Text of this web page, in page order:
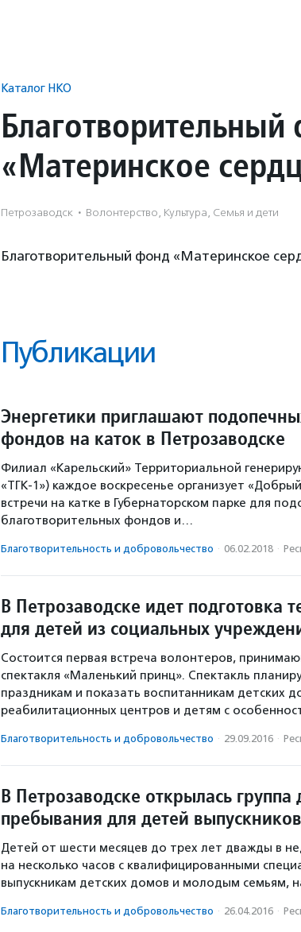
Каталог НКО
«Материнское
Петрозаводск · Волонтерство, Культура, Семья и дети
Благотворительный фонд «Материнское
Публикации
Энергетики приглашают
фондов на каток в Петрозаводске
Филиал «Карельский» Территориальной
«ТГК-1») каждое воскресенье организует
встречи на катке в Губернаторском парке для
благотворительных фондов и…
Благотвори­тель­ность и доброволь­чест­во · 06.02.2018 ·
В Петрозаводске идет подготовка
для детей из социальных
Состоится первая встреча волонтеров,
спектакля «Маленький принц». Спектакль
праздникам и показать воспитанникам детских
реабилитационных центров и детям с
Благотвори­тель­ность и доброволь­чест­во · 29.09.2016 ·
В Петрозаводске открылась группа
пребывания для детей
Детей от шести месяцев до трех лет дважды в
на несколько часов с квалифицированными
выпускникам детских домов и молодым семьям,
Благотвори­тель­ность и доброволь­чест­во · 26.04.2016 ·